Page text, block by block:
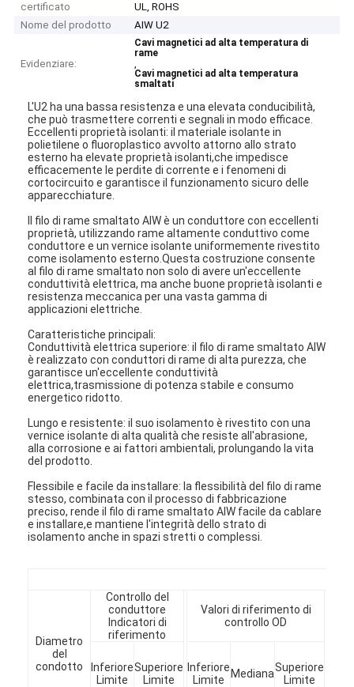
certificato
UL, ROHS
Nome del prodotto
AIW U2
Evidenziare:
Cavi magnetici ad alta temperatura di
rame
,
Cavi magnetici ad alta temperatura
smaltati
L'U2 ha una bassa resistenza e una elevata conducibilità,
che può trasmettere correnti e segnali in modo efficace.
Eccellenti proprietà isolanti: il materiale isolante in
polietilene o fluoroplastico avvolto attorno allo strato
esterno ha elevate proprietà isolanti,che impedisce
efficacemente le perdite di corrente e i fenomeni di
cortocircuito e garantisce il funzionamento sicuro delle
apparecchiature.
Il filo di rame smaltato AIW è un conduttore con eccellenti
proprietà, utilizzando rame altamente conduttivo come
conduttore e un vernice isolante uniformemente rivestito
come isolamento esterno.Questa costruzione consente
al filo di rame smaltato non solo di avere un'eccellente
conduttività elettrica, ma anche buone proprietà isolanti e
resistenza meccanica per una vasta gamma di
applicazioni elettriche.
Caratteristiche principali:
Conduttività elettrica superiore: il filo di rame smaltato AIW
è realizzato con conduttori di rame di alta purezza, che
garantisce un'eccellente conduttività
elettrica,trasmissione di potenza stabile e consumo
energetico ridotto.
Lungo e resistente: il suo isolamento è rivestito con una
vernice isolante di alta qualità che resiste all'abrasione,
alla corrosione e ai fattori ambientali, prolungando la vita
del prodotto.
Flessibile e facile da installare: la flessibilità del filo di rame
stesso, combinata con il processo di fabbricazione
preciso, rende il filo di rame smaltato AIW facile da cablare
e installare,e mantiene l'integrità dello strato di
isolamento anche in spazi stretti o complessi.
Diametro
del
condotto
Controllo del
conduttore
Indicatori di
riferimento
Valori di riferimento di
controllo OD
Inferiore
Limite
Superiore
Limite
Inferiore
Limite
MedianaSuperiore
Limite